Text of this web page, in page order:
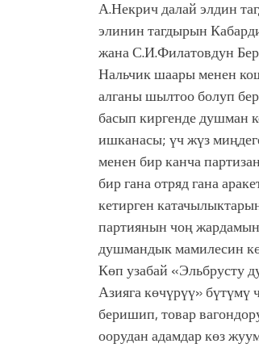
А.Некрич далай элдин
элинин тагдырын
жана С.И.Филатовдун
Нальчик шаары менен
алганы шылтоо болуп
басып киргенде душман
ишканасы; үч жүз
менен бир канча
бир гана отряд гана
кетирген
партиянын чоң
душмандык мамилесин
Көп узабай «Эльбрусту
Азияга көчүрүү»
беришип, товар
оорудан адамдар көз